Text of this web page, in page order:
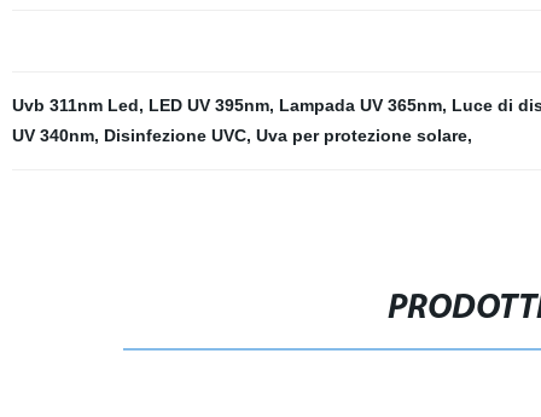
Uvb 311nm Led, LED UV 395nm, Lampada UV 365nm, Luce di
UV 340nm, Disinfezione UVC, Uva per protezione solare,